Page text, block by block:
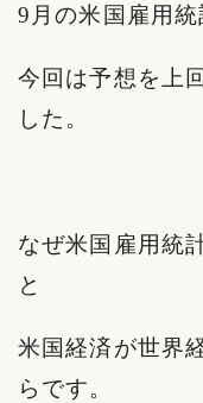
9月の米国雇用統
今回は予想を上
した。
なぜ米国雇用統
と
米国経済が世界
らです。